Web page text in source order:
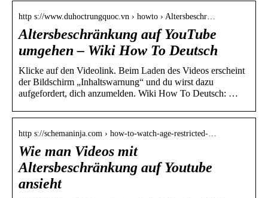
http s://www.duhoctrungquoc.vn › howto › Altersbeschr…
Altersbeschränkung auf YouTube
umgehen – Wiki How To Deutsch
Klicke auf den Videolink. Beim Laden des Videos erscheint
der Bildschirm „Inhaltswarnung“ und du wirst dazu
aufgefordert, dich anzumelden. Wiki How To Deutsch: …
http s://schemaninja.com › how-to-watch-age-restricted-…
Wie man Videos mit
Altersbeschränkung auf Youtube
ansieht